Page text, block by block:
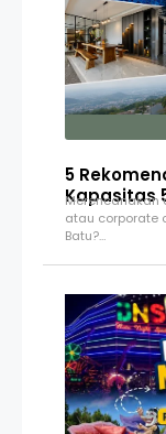
5
Kapasitas
Merencanakan
atau corporate
Batu?…